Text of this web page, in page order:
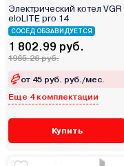
Электрический котел VGR
eloLITE pro 14
СОСЕД ОБЗАВИДУЕТСЯ
1 802.99 руб.
1965.26 руб.
от 45 руб. руб./мес.
Еще 4 комплектации
Купить